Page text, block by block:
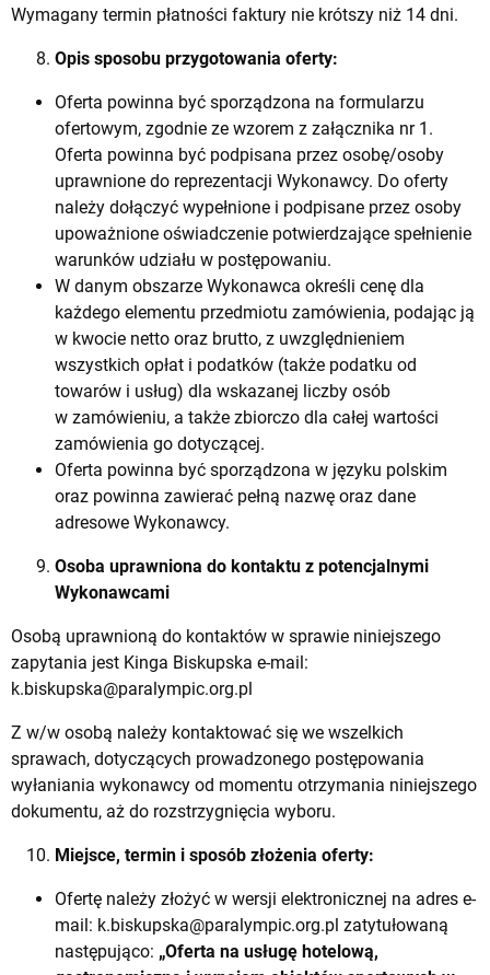
Wymagany termin płatności faktury nie krótszy niż 14 dni.
Opis sposobu przygotowania oferty:
Oferta powinna być sporządzona na formularzu
ofertowym, zgodnie ze wzorem z załącznika nr 1.
Oferta powinna być podpisana przez osobę/osoby
uprawnione do reprezentacji Wykonawcy. Do oferty
należy dołączyć wypełnione i podpisane przez osoby
upoważnione oświadczenie potwierdzające spełnienie
warunków udziału w postępowaniu.
W danym obszarze Wykonawca określi cenę dla
każdego elementu przedmiotu zamówienia, podając ją
w kwocie netto oraz brutto, z uwzględnieniem
wszystkich opłat i podatków (także podatku od
towarów i usług) dla wskazanej liczby osób
w zamówieniu, a także zbiorczo dla całej wartości
zamówienia go dotyczącej.
Oferta powinna być sporządzona w języku polskim
oraz powinna zawierać pełną nazwę oraz dane
adresowe Wykonawcy.
Osoba uprawniona do kontaktu z potencjalnymi
Wykonawcami
Osobą uprawnioną do kontaktów w sprawie niniejszego
zapytania jest Kinga Biskupska e-mail:
k.biskupska@paralympic.org.pl
Z w/w osobą należy kontaktować się we wszelkich
sprawach, dotyczących prowadzonego postępowania
wyłaniania wykonawcy od momentu otrzymania niniejszego
dokumentu, aż do rozstrzygnięcia wyboru.
Miejsce, termin i sposób złożenia oferty:
Ofertę należy złożyć w wersji elektronicznej na adres e-
mail: k.biskupska@paralympic.org.pl zatytułowaną
następująco: „Oferta na usługę hotelową,